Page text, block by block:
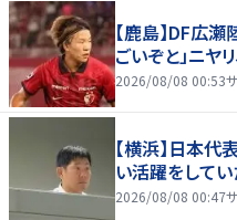
【鹿島】DF広
ごいぞと」ニヤ
2026/08/08 00:53
【横浜】日本
い活躍をして
2026/08/08 00:47